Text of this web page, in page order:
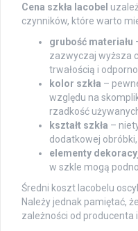
Cena szkła lacobel
czynników, które warto
grubość materiału
zazwyczaj wyższa
trwałością i
kolor szkła –
względu na
rzadkość
kształt szkła –
dodatkowej
elementy
w szkle mogą
Średni koszt lacobelu
Należy jednak pamiętać,
zależności od producenta